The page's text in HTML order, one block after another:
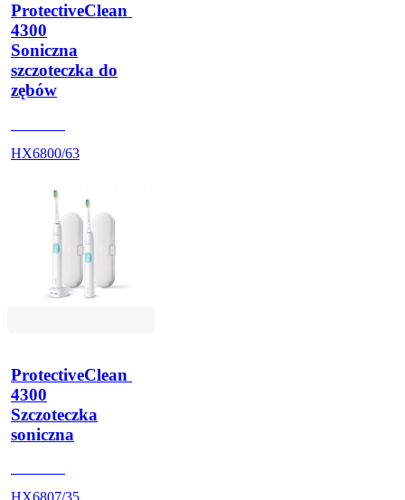
ProtectiveClean
4300
Soniczna
szczoteczka do
zębów
HX6800/63
ProtectiveClean
4300
Szczoteczka
soniczna